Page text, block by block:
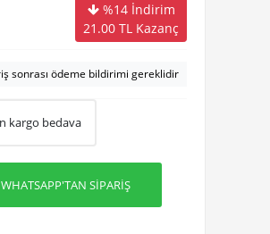
%14 İndirim
21.00 TL Kazanç
sonrası ödeme bildirimi gereklidir
kargo bedava
WHATSAPP'TAN SİPARİŞ